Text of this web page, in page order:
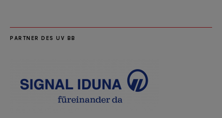
PARTNER DES UV BB